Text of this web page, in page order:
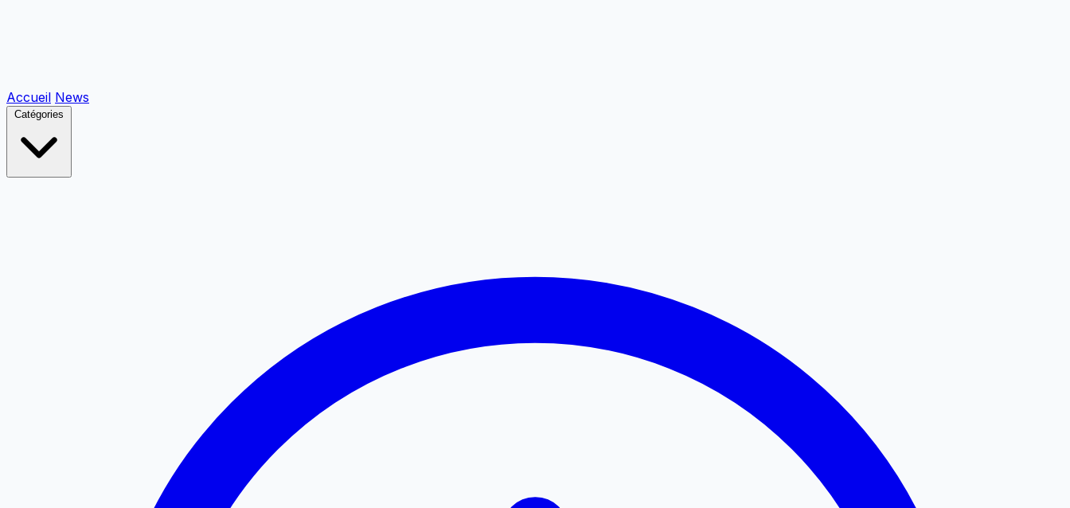
Accueil News